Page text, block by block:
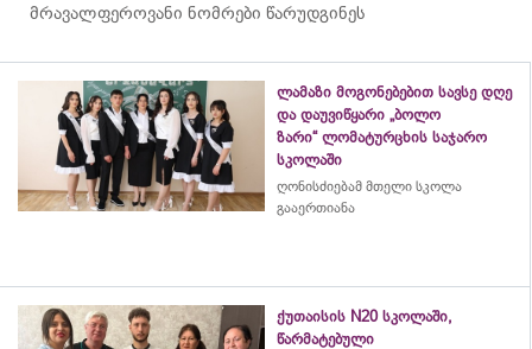
მრავალფეროვანი ნომრები წარუდგინეს
ლამაზი მოგონებებით სავსე დღე
და დაუვიწყარი „ბოლო
ზარი“ ლომატურცხის საჯარო
სკოლაში
ღონისძიებამ მთელი სკოლა
გააერთიანა
ქუთაისის N20 სკოლაში,
წარმატებული